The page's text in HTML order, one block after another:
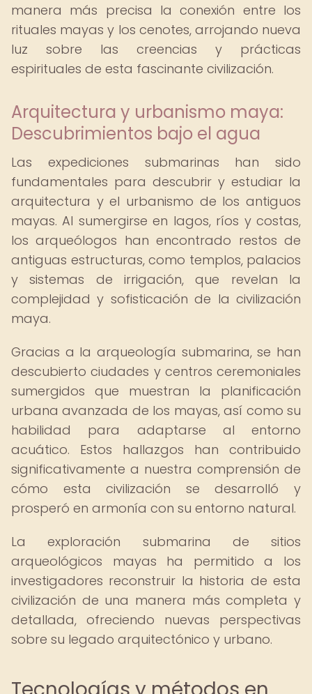
manera más precisa la conexión entre los
rituales mayas y los cenotes, arrojando nueva
luz sobre las creencias y prácticas
espirituales de esta fascinante civilización.
Arquitectura y urbanismo maya:
Descubrimientos bajo el agua
Las expediciones submarinas han sido
fundamentales para descubrir y estudiar la
arquitectura y el urbanismo de los antiguos
mayas. Al sumergirse en lagos, ríos y costas,
los arqueólogos han encontrado restos de
antiguas estructuras, como templos, palacios
y sistemas de irrigación, que revelan la
complejidad y sofisticación de la civilización
maya.
Gracias a la arqueología submarina, se han
descubierto ciudades y centros ceremoniales
sumergidos que muestran la planificación
urbana avanzada de los mayas, así como su
habilidad para adaptarse al entorno
acuático. Estos hallazgos han contribuido
significativamente a nuestra comprensión de
cómo esta civilización se desarrolló y
prosperó en armonía con su entorno natural.
La exploración submarina de sitios
arqueológicos mayas ha permitido a los
investigadores reconstruir la historia de esta
civilización de una manera más completa y
detallada, ofreciendo nuevas perspectivas
sobre su legado arquitectónico y urbano.